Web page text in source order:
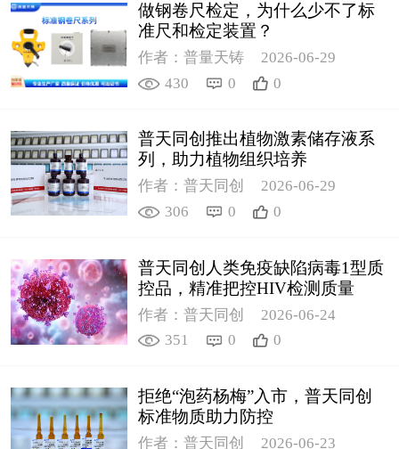
做钢卷尺检定，为什么少不了标
准尺和检定装置？
作者：普量天铸
2026-06-29
430
0 0
普天同创推出植物激素储存液系
列，助力植物组织培养
作者：普天同创
2026-06-29
306
0 0
普天同创人类免疫缺陷病毒1型质
控品，精准把控HIV检测质量
作者：普天同创
2026-06-24
351
0 0
拒绝“泡药杨梅”入市，普天同创
标准物质助力防控
作者：普天同创
2026-06-23